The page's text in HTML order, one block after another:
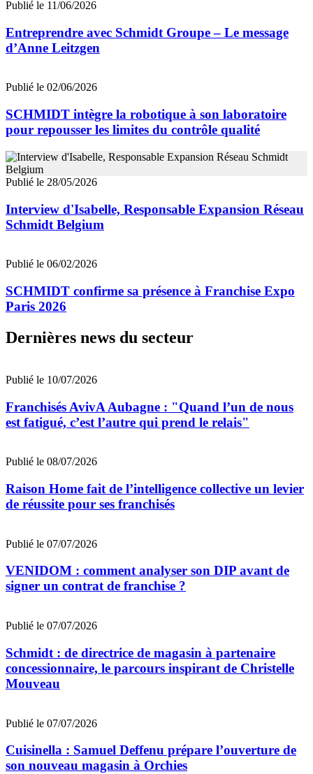
Publié le 11/06/2026
Entreprendre avec Schmidt Groupe – Le message
d’Anne Leitzgen
Publié le 02/06/2026
SCHMIDT intègre la robotique à son laboratoire
pour repousser les limites du contrôle qualité
Publié le 28/05/2026
Interview d'Isabelle, Responsable Expansion Réseau
Schmidt Belgium
Publié le 06/02/2026
SCHMIDT confirme sa présence à Franchise Expo
Paris 2026
Dernières news du secteur
Publié le 10/07/2026
Franchisés AvivA Aubagne : "Quand l’un de nous
est fatigué, c’est l’autre qui prend le relais"
Publié le 08/07/2026
Raison Home fait de l’intelligence collective un levier
de réussite pour ses franchisés
Publié le 07/07/2026
VENIDOM : comment analyser son DIP avant de
signer un contrat de franchise ?
Publié le 07/07/2026
Schmidt : de directrice de magasin à partenaire
concessionnaire, le parcours inspirant de Christelle
Mouveau
Publié le 07/07/2026
Cuisinella : Samuel Deffenu prépare l’ouverture de
son nouveau magasin à Orchies